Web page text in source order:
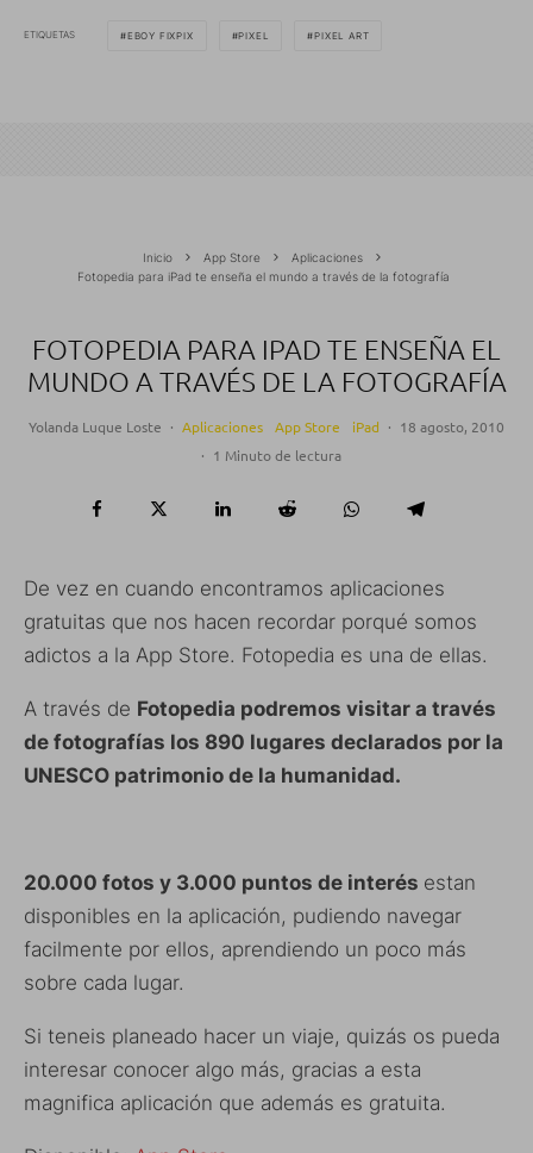
ETIQUETAS EBOY FIXPIX PIXEL PIXEL ART
Inicio App Store
Aplicaciones
Fotopedia para iPad te enseña el mundo a través de la fotografía
FOTOPEDIA PARA IPAD TE ENSEÑA EL
MUNDO A TRAVÉS DE LA FOTOGRAFÍA
Yolanda Luque Loste · Aplicaciones App Store iPad · 18 agosto, 2010
· 1 Minuto de lectura
De vez en cuando encontramos aplicaciones
gratuitas que nos hacen recordar porqué somos
adictos a la App Store. Fotopedia es una de ellas.
A través de Fotopedia podremos visitar a través
de fotografías los 890 lugares declarados por la
UNESCO patrimonio de la humanidad.
20.000 fotos y 3.000 puntos de interés estan
disponibles en la aplicación, pudiendo navegar
facilmente por ellos, aprendiendo un poco más
sobre cada lugar.
Si teneis planeado hacer un viaje, quizás os pueda
interesar conocer algo más, gracias a esta
magnifica aplicación que además es gratuita.